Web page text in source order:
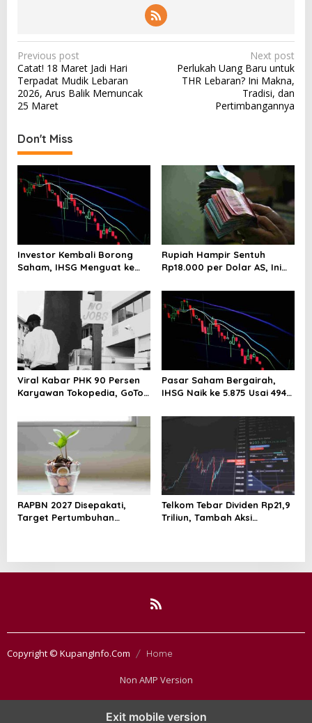
P
o
s
t
n
a
v
i
t
i
n
Previous post
Catat! 18 Maret Jadi Hari
Terpadat Mudik Lebaran
2026, Arus Balik Memuncak
25 Maret
Next post
Perlukah Uang Baru untuk
THR Lebaran? Ini Makna,
Tradisi, dan
Pertimbangannya
Don't Miss
Investor Kembali Borong
Saham, IHSG Menguat ke
Rupiah Hampir Sentuh
Rp18.000 per Dolar AS, Ini
Indonesia
Viral Kabar PHK 90 Persen
Karyawan Tokopedia, GoTo
Pasar Saham Bergairah,
IHSG Naik ke 5.875 Usai 494
RAPBN 2027 Disepakati,
Target Pertumbuhan
Telkom Tebar Dividen Rp21,9
Triliun, Tambah Aksi
Copyright © KupangInfo.Com Home
Non AMP Version
Exit mobile version